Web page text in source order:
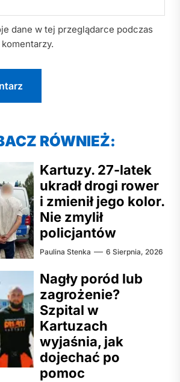
dane w tej przeglądarce podczas
RÓWNIEŻ:
Kartuzy. 27-latek
ukradł drogi rower
i zmienił jego kolor.
Nie zmylił
policjantów
Paulina Stenka 6 Sierpnia, 2026
Nagły poród lub
zagrożenie?
Szpital w
Kartuzach
wyjaśnia, jak
dojechać po
pomoc